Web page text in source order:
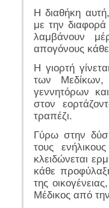
Η διαθήκη
με την
λαμβάνουν
απογόνους
Η γιορτή
των
γεννητόρων
στον
τραπέζι.
Γύρω στην
τους
κλειδώνεται
κάθε
της
Μέδικος από